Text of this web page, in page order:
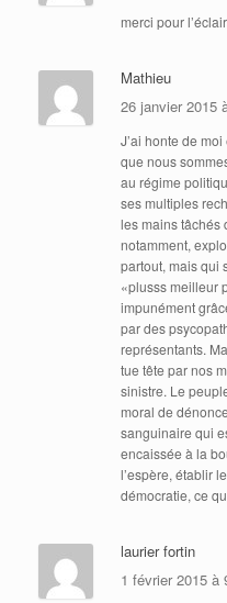
merci pour
Mathieu
26 janvier 2015
J’ai honte de
que nous
au régime
ses multiples
les mains tâchés
notamment,
partout, mais qui
«plusss meilleur
impunément
par des
représentants.
tue tête par nos
sinistre. Le
moral de
sanguinaire qui
encaissée à la
l’espère, établir
démocratie, ce
laurier fortin
1 février 2015 à